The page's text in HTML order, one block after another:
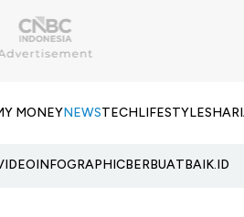
MONEYNEWSTECHLIFESTYLE
INFOGRAPHICBERBUATBAIK.ID